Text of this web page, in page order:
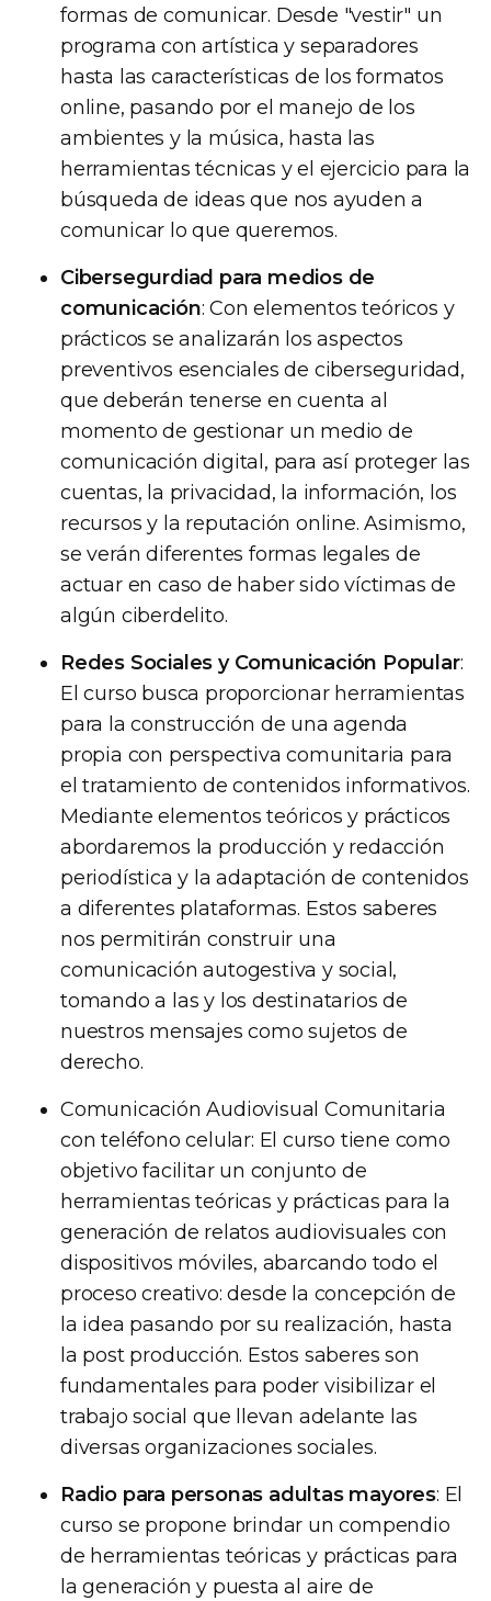
formas de comunicar. Desde "vestir" un
programa con artística y separadores
hasta las características de los formatos
online, pasando por el manejo de los
ambientes y la música, hasta las
herramientas técnicas y el ejercicio para la
búsqueda de ideas que nos ayuden a
comunicar lo que queremos.
Cibersegurdiad para medios de
comunicación: Con elementos teóricos y
prácticos se analizarán los aspectos
preventivos esenciales de ciberseguridad,
que deberán tenerse en cuenta al
momento de gestionar un medio de
comunicación digital, para así proteger las
cuentas, la privacidad, la información, los
recursos y la reputación online. Asimismo,
se verán diferentes formas legales de
actuar en caso de haber sido víctimas de
algún ciberdelito.
Redes Sociales y Comunicación Popular:
El curso busca proporcionar herramientas
para la construcción de una agenda
propia con perspectiva comunitaria para
el tratamiento de contenidos informativos.
Mediante elementos teóricos y prácticos
abordaremos la producción y redacción
periodística y la adaptación de contenidos
a diferentes plataformas. Estos saberes
nos permitirán construir una
comunicación autogestiva y social,
tomando a las y los destinatarios de
nuestros mensajes como sujetos de
derecho.
Comunicación Audiovisual Comunitaria
con teléfono celular: El curso tiene como
objetivo facilitar un conjunto de
herramientas teóricas y prácticas para la
generación de relatos audiovisuales con
dispositivos móviles, abarcando todo el
proceso creativo: desde la concepción de
la idea pasando por su realización, hasta
la post producción. Estos saberes son
fundamentales para poder visibilizar el
trabajo social que llevan adelante las
diversas organizaciones sociales.
Radio para personas adultas mayores: El
curso se propone brindar un compendio
de herramientas teóricas y prácticas para
la generación y puesta al aire de